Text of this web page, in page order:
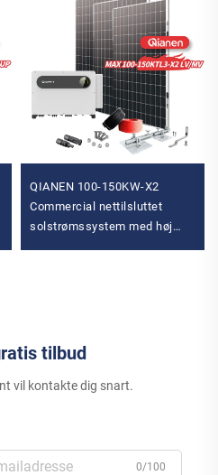
QIANEN 100-150KW-X2
Commercial nettilsluttet
solstrømssystem med høj
tilbud
vil kontakte dig snart.
0/100